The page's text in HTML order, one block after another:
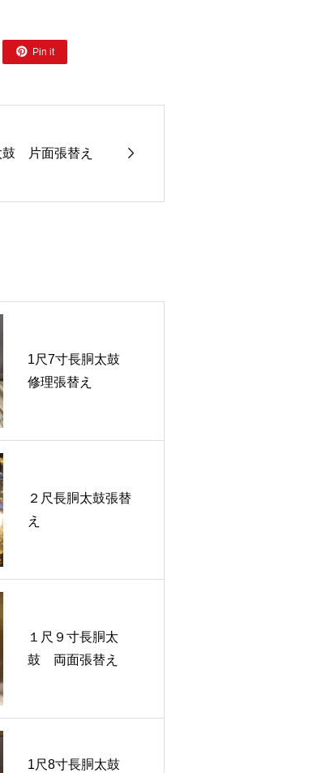
 Pin it
鼓 片面張替え 
1尺7寸長胴太鼓
修理張替え
２尺長胴太鼓張替
え
１尺９寸長胴太
鼓 両面張替え
1尺8寸長胴太鼓